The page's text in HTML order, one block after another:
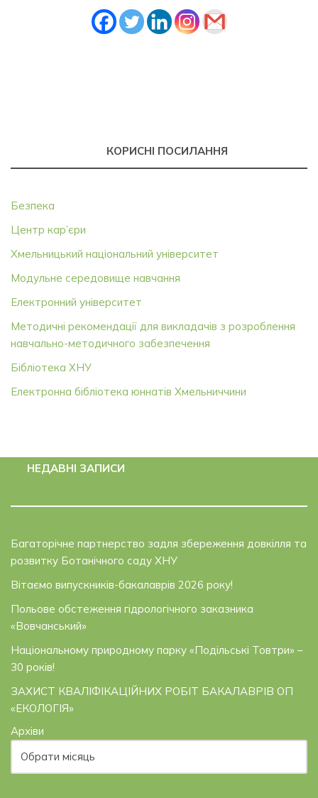
КОРИСНІ ПОСИЛАННЯ
Безпека
Центр кар’єри
Хмельницький національний університет
Модульне середовище навчання
Електронний університет
Методичні рекомендації для викладачів з розроблення
навчально-методичного забезпечення
Бібліотека ХНУ
Електронна бібліотека юннатів Хмельниччини
НЕДАВНІ ЗАПИСИ
Багаторічне партнерство задля збереження довкілля та
розвитку Ботанічного саду ХНУ
Вітаємо випускників-бакалаврів 2026 року!
Польове обстеження гідрологічного заказника
«Вовчанський»
Національному природному парку «Подільські Товтри» –
30 років!
ЗАХИСТ КВАЛІФІКАЦІЙНИХ РОБІТ БАКАЛАВРІВ ОП
«ЕКОЛОГІЯ»
Архіви